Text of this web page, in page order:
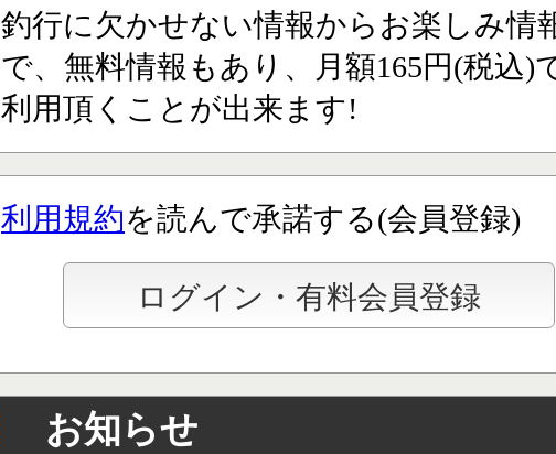
釣行に欠かせない情報からお楽しみ情
で、無料情報もあり、月額165円(税込)
利用頂くことが出来ます!
利用規約を読んで承諾する(会員登録)
お知らせ